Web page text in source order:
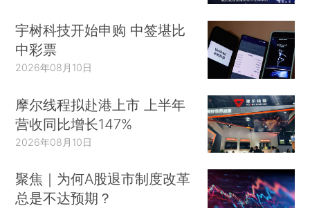
宇树科技开始申购 中签堪比
中彩票
2026年08月10日
摩尔线程拟赴港上市 上半年
营收同比增长147%
2026年08月10日
聚焦｜为何A股退市制度改革
总是不达预期？